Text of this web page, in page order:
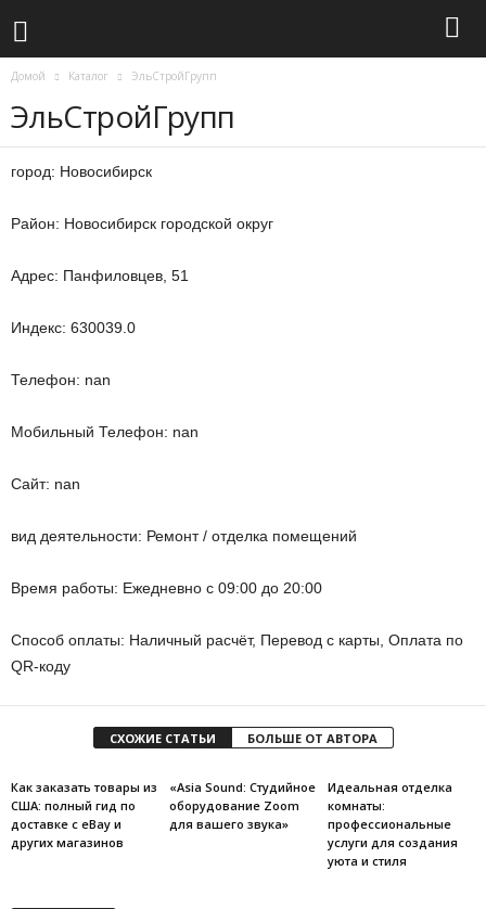
Домой Каталог ЭльСтройГрупп
ЭльСтройГрупп
город: Новосибирск
Район: Новосибирск городской округ
Адрес: Панфиловцев, 51
Индекс: 630039.0
Телефон: nan
Мобильный Телефон: nan
Сайт: nan
вид деятельности: Ремонт / отделка помещений
Время работы: Ежедневно с 09:00 до 20:00
Способ оплаты: Наличный расчёт, Перевод с карты, Оплата по
QR-коду
СХОЖИЕ СТАТЬИ БОЛЬШЕ ОТ АВТОРА
Как заказать товары из
США: полный гид по
доставке с eBay и
других магазинов
«Asia Sound: Студийное
оборудование Zoom
для вашего звука»
Идеальная отделка
комнаты:
профессиональные
услуги для создания
уюта и стиля